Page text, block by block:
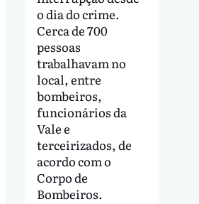
o dia do crime.
Cerca de 700
pessoas
trabalhavam no
local, entre
bombeiros,
funcionários da
Vale e
terceirizados, de
acordo com o
Corpo de
Bombeiros.